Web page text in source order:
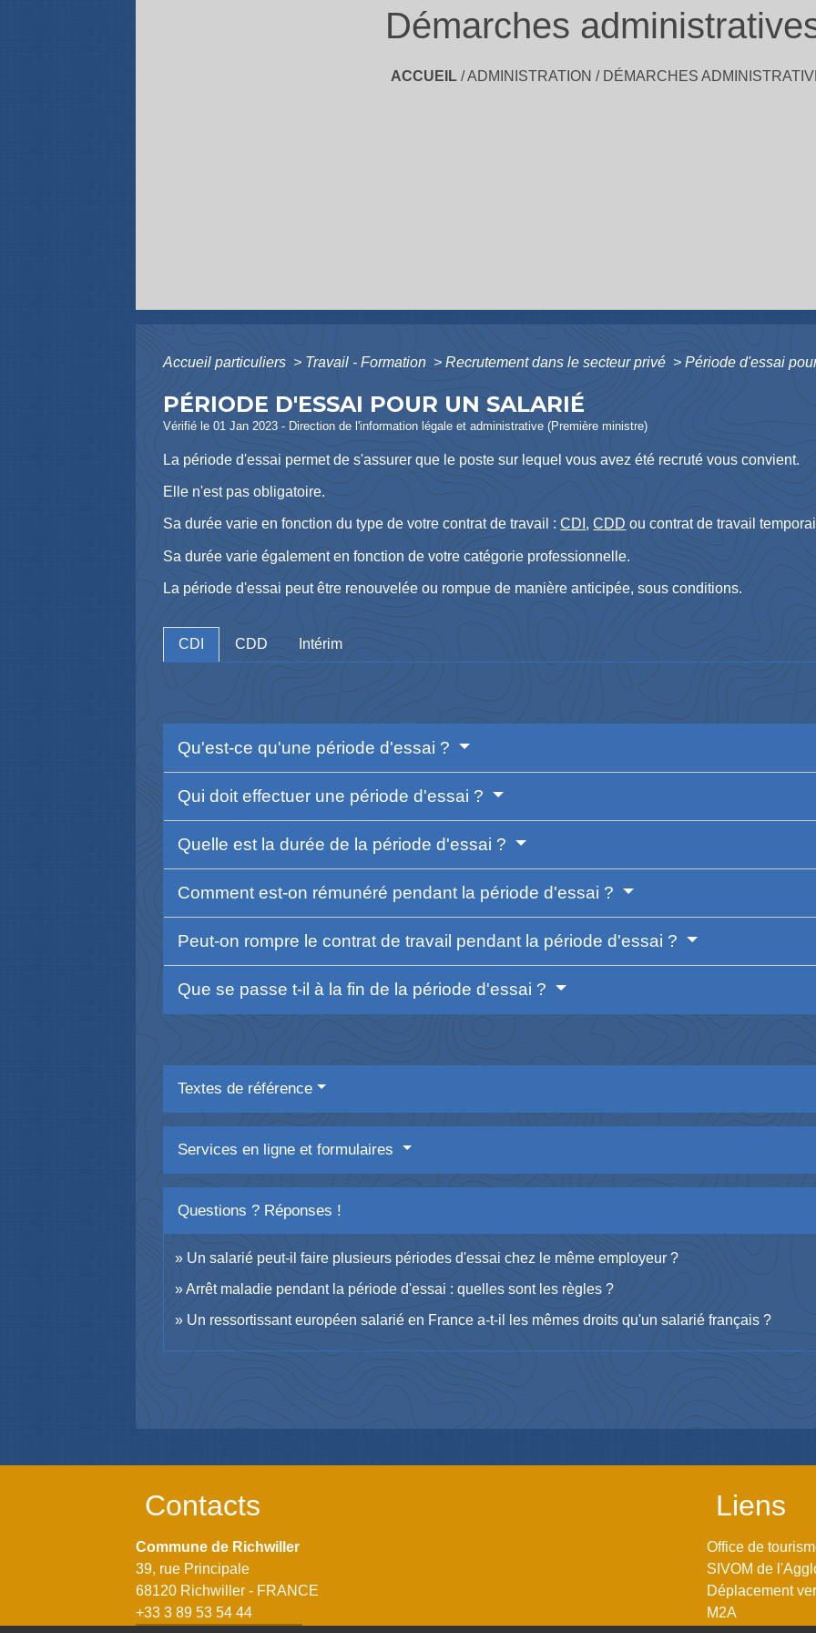
Démarches
ACCUEIL/ADMINISTRATION / DÉMARCHES
Accueil particuliers> Travail - Formation > Recrutement dans le secteur privé > Période d'essai
PÉRIODE D'ESSAI POUR UN SALARIÉ
Vérifié le 01 Jan 2023 - Direction de l'information légale et administrative (Première ministre)
La période d'essai permet de s'assurer que le poste sur lequel vous avez été recruté vous convient.
Elle n'est pas obligatoire.
Sa durée varie en fonction du type de votre contrat de travail :CDI ,CDD ou contrat de travail
Sa durée varie également en fonction de votre catégorie professionnelle.
La période d'essai peut être renouvelée ou rompue de manière anticipée, sous conditions.
CDI CDD Intérim
Qu'est-ce qu'une période d'essai ?
Qui doit effectuer une période d'essai ?
Quelle est la durée de la période d'essai ?
Comment est-on rémunéré pendant la période d'essai ?
Peut-on rompre le contrat de travail pendant la période d'essai ?
Que se passe t-il à la fin de la période d'essai ?
Textes de référence
Services en ligne et formulaires
Questions ? Réponses !
Un salarié peut-il faire plusieurs périodes d'essai chez le même employeur ?
Arrêt maladie pendant la période d'essai : quelles sont les règles ?
Un ressortissant européen salarié en France a-t-il les mêmes droits qu'un salarié français ?
Contacts
Commune de Richwiller
39, rue Principale
68120 Richwiller - FRANCE
+33 3 89 53 54 44
Liens
Office de
SIVOM de
Déplacement
M2A